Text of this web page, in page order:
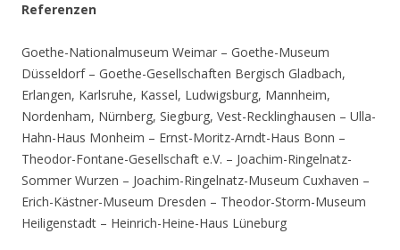
Referenzen
Goethe-Nationalmuseum Weimar – Goethe-Museum
Düsseldorf – Goethe-Gesellschaften Bergisch Gladbach,
Erlangen, Karlsruhe, Kassel, Ludwigsburg, Mannheim,
Nordenham, Nürnberg, Siegburg, Vest-Recklinghausen – Ulla-
Hahn-Haus Monheim – Ernst-Moritz-Arndt-Haus Bonn –
Theodor-Fontane-Gesellschaft e.V. – Joachim-Ringelnatz-
Sommer Wurzen – Joachim-Ringelnatz-Museum Cuxhaven –
Erich-Kästner-Museum Dresden – Theodor-Storm-Museum
Heiligenstadt – Heinrich-Heine-Haus Lüneburg